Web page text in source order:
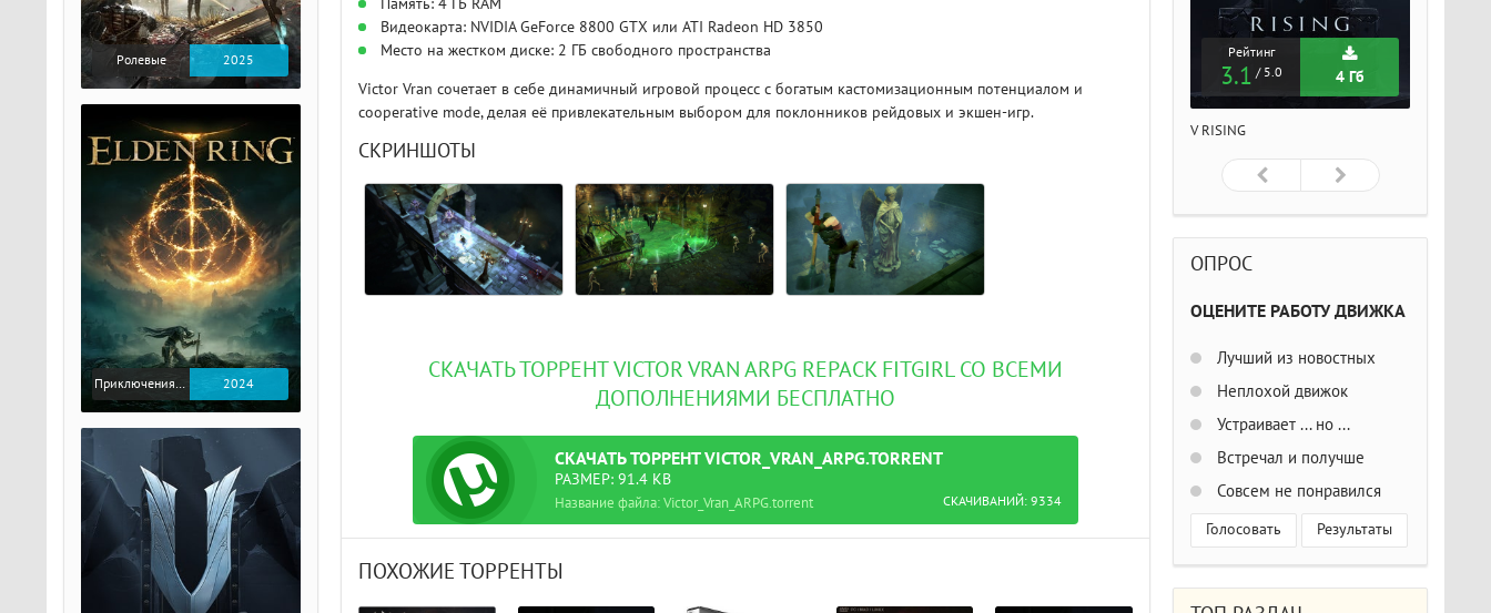
Память: 4 ГБ RAM
Видеокарта: NVIDIA GeForce 8800 GTX или ATI Radeon HD 3850
Место на жестком диске: 2 ГБ свободного пространства
Victor Vran сочетает в себе динамичный игровой процесс с богатым кастомизационным потенциалом и
cooperative mode, делая её привлекательным выбором для поклонников рейдовых и экшен-игр.
СКРИНШОТЫ
СКАЧАТЬ ТОРРЕНТ VICTOR VRAN ARPG REPACK FITGIRL СО ВСЕМИ
ДОПОЛНЕНИЯМИ БЕСПЛАТНО
СКАЧАТЬТОРРЕНТVICTOR_VRAN_ARPG.TORRENT
РАЗМЕР: 91.4 KB
СКАЧИВАНИЙ: 9334
Название файла: Victor_Vran_ARPG.torrent
ПОХОЖИЕ ТОРРЕНТЫ
Ролевые 2025
Приключения / Экшен / Ролевые 2024
3.1
Рейтинг
3.1 / 5.0 4 Гб
V RISING
ОПРОС
ОЦЕНИТЕ РАБОТУ ДВИЖКА
Лучший из новостных
Неплохой движок
Устраивает ... но ...
Встречал и получше
Совсем не понравился
Голосовать Результаты